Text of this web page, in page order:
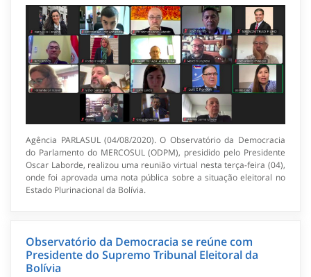
Agência PARLASUL (04/08/2020). O Observatório da Democracia
do Parlamento do MERCOSUL (ODPM), presidido pelo Presidente
Oscar Laborde, realizou uma reunião virtual nesta terça-feira (04),
onde foi aprovada uma nota pública sobre a situação eleitoral no
Estado Plurinacional da Bolívia.
Observatório da Democracia se reúne com
Presidente do Supremo Tribunal Eleitoral da
Bolívia